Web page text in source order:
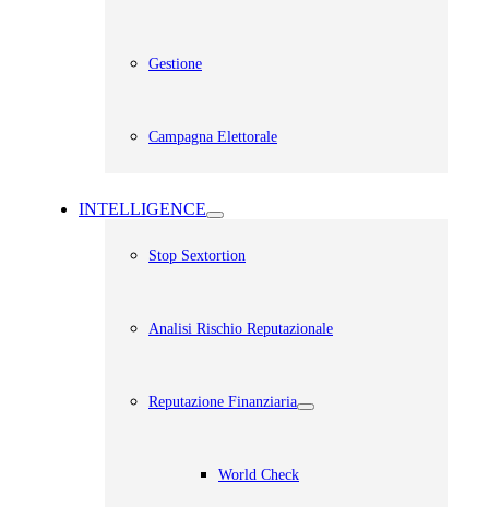
Gestione
Campagna Elettorale
INTELLIGENCE
Stop Sextortion
Analisi Rischio Reputazionale​
Reputazione Finanziaria
World Check